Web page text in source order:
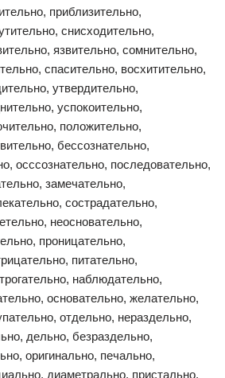
приблизительно,
снисходительно,
язвительно, сомнительно,
спасительно, восхитительно,
утвердительно,
успокоительно,
положительно,
бессознательно,
осссознательно, последовательно,
замечательно,
сострадательно,
неосновательно,
проницательно,
питательно,
наблюдательно,
основательно, желательно,
отдельно, нераздельно,
дельно, безраздельно,
оригинально, печально,
диаметрально, пристально,